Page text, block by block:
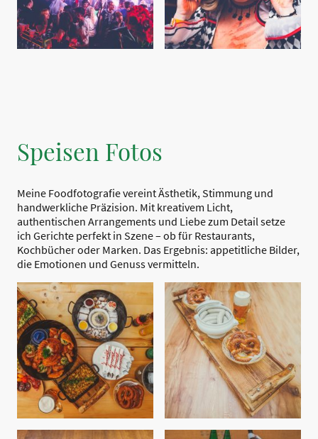
Speisen Fotos
Meine Foodfotografie vereint Ästhetik, Stimmung und
handwerkliche Präzision. Mit kreativem Licht,
authentischen Arrangements und Liebe zum Detail setze
ich Gerichte perfekt in Szene – ob für Restaurants,
Kochbücher oder Marken. Das Ergebnis: appetitliche Bilder,
die Emotionen und Genuss vermitteln.